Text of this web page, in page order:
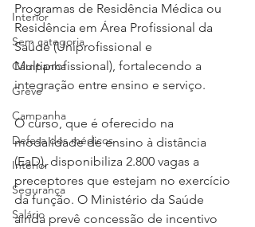
Interior
Sem categoria
Campanha
Greve
Campanha
Defesa dos médicos
Interior
Segurança
Salário
Programas de Residência Médica ou
Residência em Área Profissional da
Saúde (Uniprofissional e
Multiprofissional), fortalecendo a
integração entre ensino e serviço.
O curso, que é oferecido na
modalidade de ensino à distância
(EaD), disponibiliza 2.800 vagas a
preceptores que estejam no exercício
da função. O Ministério da Saúde
ainda prevê concessão de incentivo